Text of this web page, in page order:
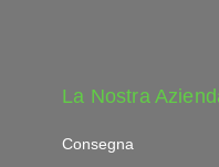
La Nostra
Consegna